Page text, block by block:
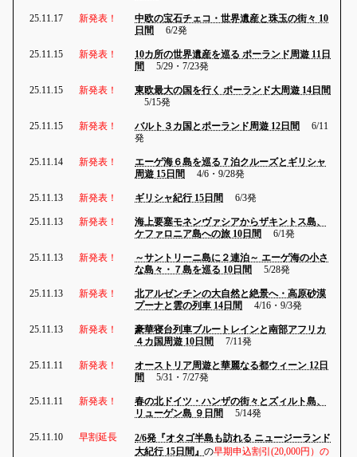
25.11.17 新発表！
中欧の宝石チェコ・世界遺産と珠玉の街々 10
日間
6/2発
25.11.15 新発表！
10カ所の世界遺産を巡る ポーランド周遊 11日
間
5/29・7/23発
25.11.15 新発表！
東欧最大の国を行く ポーランド大周遊 14日間
5/15発
25.11.15 新発表！ バルト３カ国とポーランド周遊 12日間
6/11
発
25.11.14 新発表！
エーゲ海６島を巡る７泊クルーズとギリシャ
周遊 15日間
4/6・9/28発
25.11.13 新発表！ ギリシャ紀行 15日間 6/3発
25.11.13 新発表！
海上要塞モネンヴァシアからザキントス島、
ケファロニア島への旅 10日間
6/1発
25.11.13 新発表！
～サントリーニ島に２連泊～ エーゲ海の小さ
な島々・７島を巡る 10日間
5/28発
25.11.13 新発表！
北アルゼンチンの大自然と絶景へ・高原砂漠
プーナと雲の列車 14日間
4/16・9/3発
25.11.13 新発表！
豪華寝台列車ブルートレインと南部アフリカ
４カ国周遊 10日間
7/11発
25.11.11 新発表！
オーストリア周遊と華麗なる都ウィーン 12日
間
5/31・7/27発
25.11.11 新発表！
春の北ドイツ・ハンザの街々とズィルト島、
リューゲン島 ９日間
5/14発
25.11.10 早割延長
2/6発『オタゴ半島も訪れる ニュージーランド
大紀行 15日間』の早期申込割引(20,000円）の